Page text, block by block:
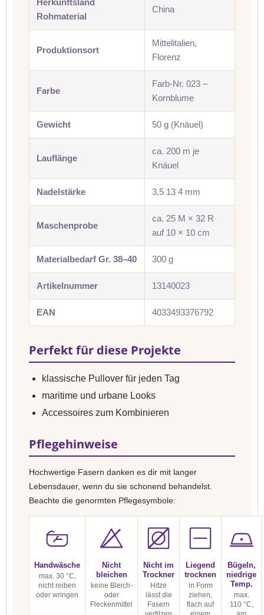
Herkunftsland
Rohmaterial
China
Produktionsort
Mittelitalien,
Florenz
Farbe
Farb-Nr. 023 –
Kornblume
Gewicht 50 g (Knäuel)
Lauflänge
ca. 200 m je
Knäuel
Nadelstärke 3,5 13 4 mm
Maschenprobe
ca. 25 M × 32 R
auf 10 × 10 cm
Materialbedarf Gr. 38–40 300 g
Artikelnummer 13140023
EAN 4033493376792
Perfekt für diese Projekte
klassische Pullover für jeden Tag
maritime und urbane Looks
Accessoires zum Kombinieren
Pflegehinweise
Hochwertige Fasern danken es dir mit langer
Lebensdauer, wenn du sie schonend behandelst.
Beachte die genormten Pflegesymbole:
Handwäsche
max. 30 °C,
nicht reiben
oder wringen
Nicht
bleichen
keine Bleich-
oder
Fleckenmittel
Nicht im
Trockner
Hitze
lässt die
Fasern
Liegend
trocknen
in Form
ziehen,
flach auf
Bügeln,
niedrige
Temp.
max.
110 °C,